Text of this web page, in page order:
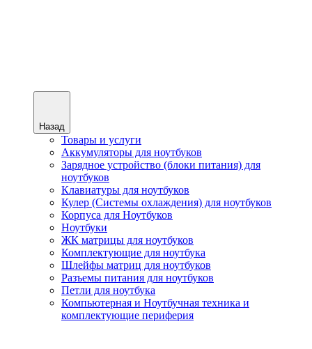
Назад
Товары и услуги
Аккумуляторы для ноутбуков
Зарядное устройство (блоки питания) для
ноутбуков
Клавиатуры для ноутбуков
Кулер (Системы охлаждения) для ноутбуков
Корпуса для Ноутбуков
Ноутбуки
ЖК матрицы для ноутбуков
Комплектующие для ноутбука
Шлейфы матриц для ноутбуков
Разъемы питания для ноутбуков
Петли для ноутбука
Компьютерная и Ноутбучная техника и
комплектующие периферия